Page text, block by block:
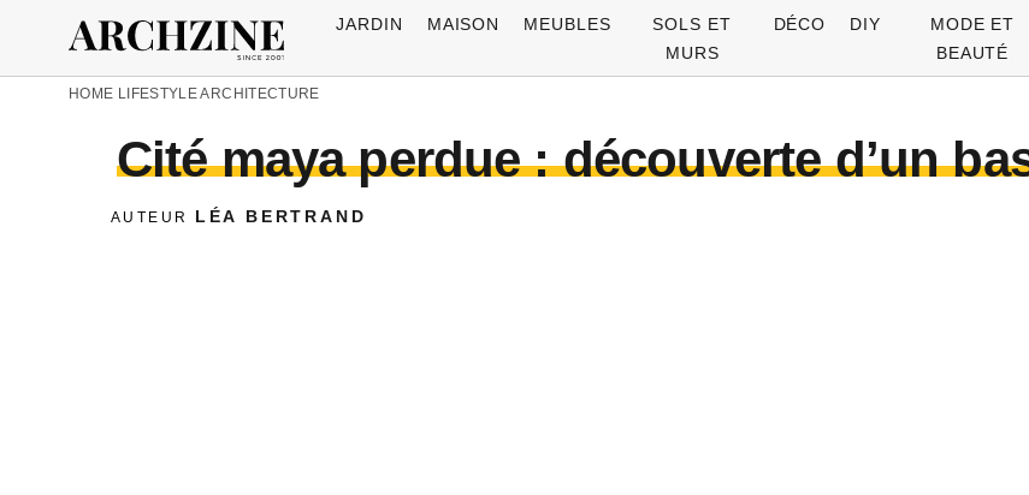
JARDIN MAISON MEUBLES
SOLS ET
MURS
DÉCO DIY
MODE ET
BEAUTÉ
HOME LIFESTYLEARCHITECTURE
Cité maya perdue : découverte d’un
AUTEUR LÉA BERTRAND